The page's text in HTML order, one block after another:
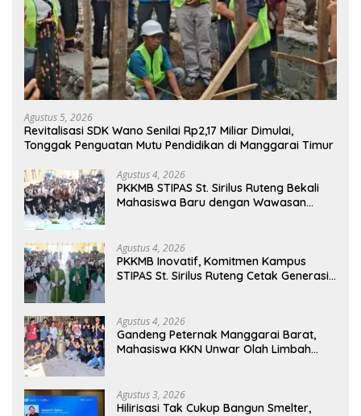
Agustus 5, 2026
Revitalisasi SDK Wano Senilai Rp2,17 Miliar Dimulai,
Tonggak Penguatan Mutu Pendidikan di Manggarai Timur
Agustus 4, 2026
PKKMB STIPAS St. Sirilus Ruteng Bekali
Mahasiswa Baru dengan Wawasan
Agustus 4, 2026
PKKMB Inovatif, Komitmen Kampus
STIPAS St. Sirilus Ruteng Cetak Generasi
Agustus 4, 2026
Gandeng Peternak Manggarai Barat,
Mahasiswa KKN Unwar Olah Limbah
Agustus 3, 2026
Hilirisasi Tak Cukup Bangun Smelter,